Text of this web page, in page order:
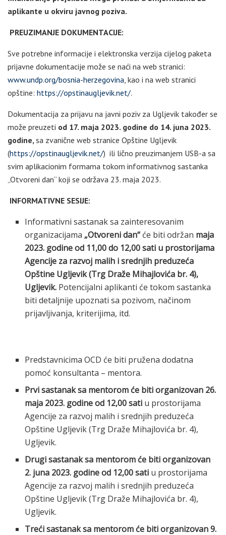
aplikante u okviru javnog poziva.
PREUZIMANJE DOKUMENTACIJE:
Sve potrebne informacije i elektronska verzija cijelog paketa
prijavne dokumentacije može se naći na web stranici:
www.undp.org/bosnia-herzegovina, kao i na web stranici
opštine: https://opstinaugljevik.net/.
Dokumentacija za prijavu na javni poziv za Ugljevik također se
može preuzeti od 17. maja 2023. godine do 14. juna 2023.
godine, sa zvanične web stranice Opštine Ugljevik
(https://opstinaugljevik.net/) ili lično preuzimanjem USB-a sa
svim aplikacionim formama tokom informativnog sastanka
„Otvoreni dan“ koji se održava 23. maja 2023.
INFORMATIVNE SESIJE:
Informativni sastanak sa zainteresovanim
organizacijama „Otvoreni dan“ će biti održan maja
2023. godine od 11,00 do 12,00 sati u prostorijama
Agencije za razvoj malih i srednjih preduzeća
Opštine Ugljevik (Trg Draže Mihajlovića br. 4),
Ugljevik. Potencijalni aplikanti će tokom sastanka
biti detaljnije upoznati sa pozivom, načinom
prijavljivanja, kriterijima, itd.
Predstavnicima OCD će biti pružena dodatna
pomoć konsultanta – mentora.
Prvi sastanak sa mentorom će biti organizovan 26.
maja 2023. godine od 12,00 sati u prostorijama
Agencije za razvoj malih i srednjih preduzeća
Opštine Ugljevik (Trg Draže Mihajlovića br. 4),
Ugljevik.
Drugi sastanak sa mentorom će biti organizovan
2. juna 2023. godine od 12,00 sati u prostorijama
Agencije za razvoj malih i srednjih preduzeća
Opštine Ugljevik (Trg Draže Mihajlovića br. 4),
Ugljevik.
Treći sastanak sa mentorom će biti organizovan 9.